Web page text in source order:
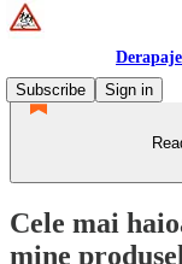
Subscribe
Sign in
Cele mai
mine